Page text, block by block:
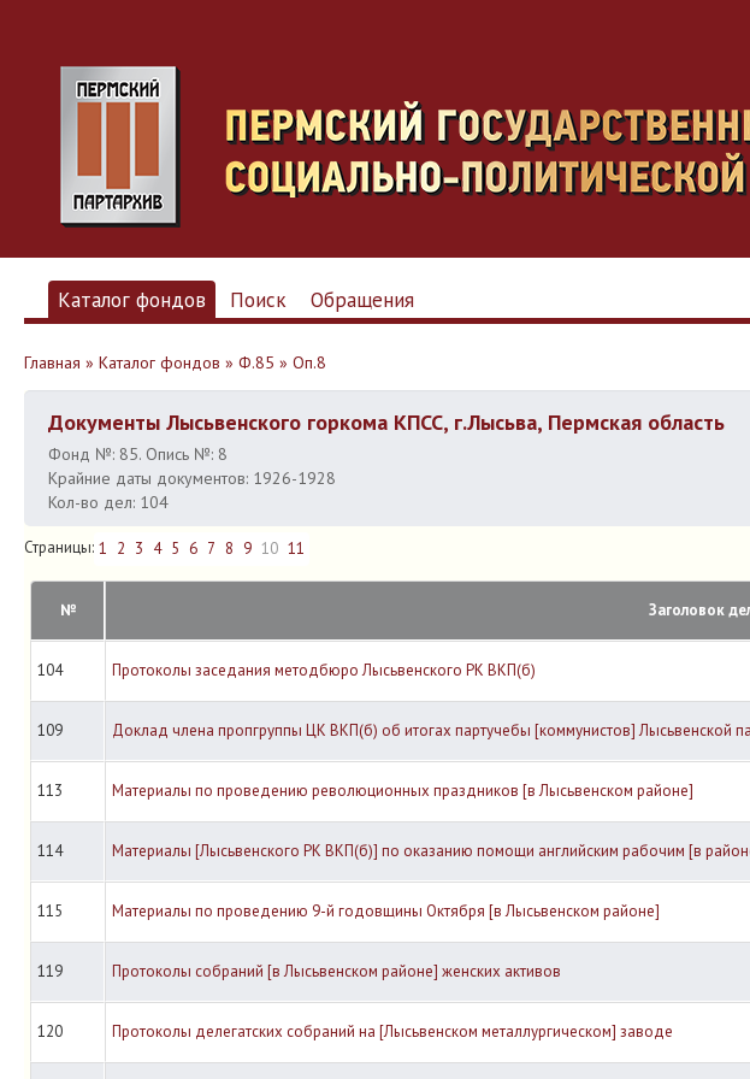
Каталог фондов Поиск Обращения
Главная » Каталог фондов » Ф.85 » Оп.8
Документы Лысьвенского горкома КПСС, г.Лысьва, Пермская область
Фонд №: 85. Опись №: 8
Крайние даты документов: 1926-1928
Кол-во дел: 104
Страницы: 1 2 3 4 5 6 7 8 9 10 11
№ Заголовок
104 Протоколы заседания методбюро Лысьвенского РК ВКП(б)
109 Доклад члена пропгруппы ЦК ВКП(б) об итогах партучебы [коммунистов] Лысьвенской
113 Материалы по проведению революционных праздников [в Лысьвенском районе]
114 Материалы [Лысьвенского РК ВКП(б)] по оказанию помощи английским рабочим [в
115 Материалы по проведению 9-й годовщины Октября [в Лысьвенском районе]
119 Протоколы собраний [в Лысьвенском районе] женских активов
120 Протоколы делегатских собраний на [Лысьвенском металлургическом] заводе